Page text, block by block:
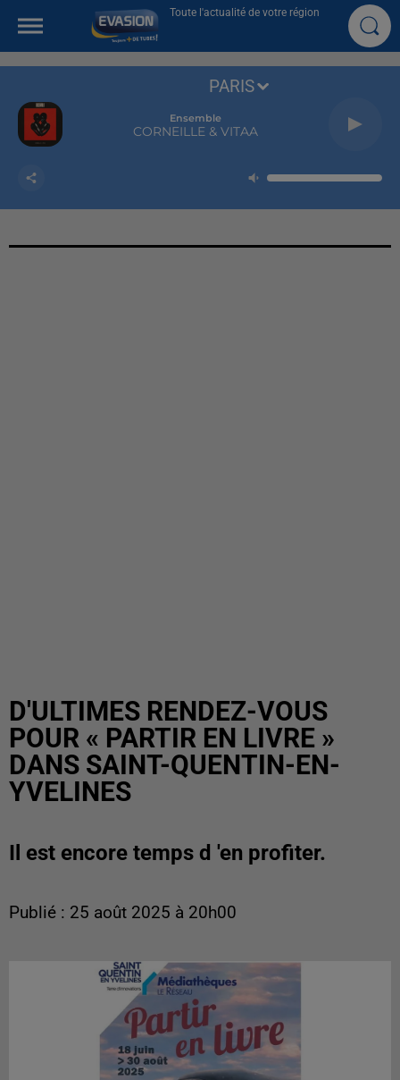
Toute l'actualité de votre région
Ensemble
CORNEILLE & VITAA
PARIS
D'ULTIMES RENDEZ-VOUS
POUR « PARTIR EN LIVRE »
DANS SAINT-QUENTIN-EN-
YVELINES
Il est encore temps d 'en profiter.
Publié : 25 août 2025 à 20h00